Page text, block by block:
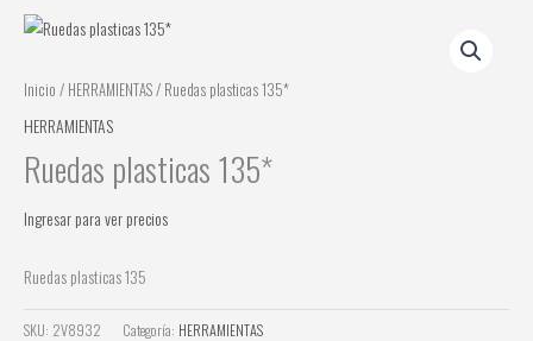
Inicio / HERRAMIENTAS/ Ruedas plasticas 135*
HERRAMIENTAS
Ruedas plasticas 135*
Ingresar para ver precios
Ruedas plasticas 135
SKU: 2V8932 Categoría: HERRAMIENTAS